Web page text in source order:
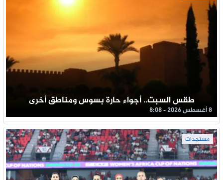
طقس السبت.. أجواء حارة بسوس ومناطق أخرى
8 أغسطس 2026 - 8:08
مستجدات